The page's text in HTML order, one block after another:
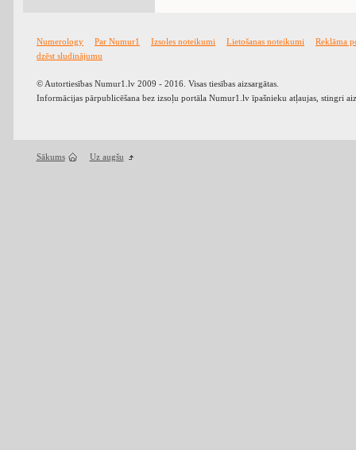
Numerology Par Numur1 Izsoles noteikumi Lietošanas noteikumi
Reklāma
dzēst sludinājumu
© Autortiesības Numur1.lv 2009 - 2016. Visas tiesības aizsargātas.
Informācijas pārpublicēšana bez izsoļu portāla Numur1.lv īpašnieku atļaujas, stingri
Sākums Uz augšu